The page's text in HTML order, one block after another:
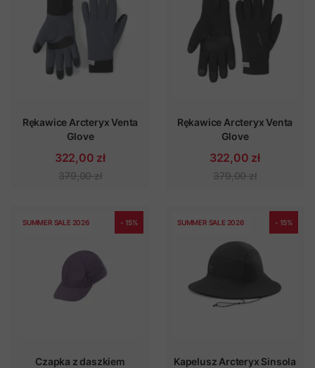
Rękawice Arcteryx Venta
Glove
322,00 zł
379,00 zł
Rękawice Arcteryx Venta
Glove
322,00 zł
379,00 zł
SUMMER SALE 2026 - 15%
Czapka z daszkiem
SUMMER SALE 2026 - 15%
Kapelusz Arcteryx Sinsola